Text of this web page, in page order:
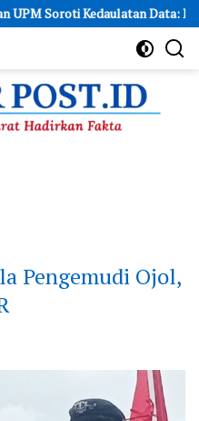
Data: Bukan Hanya
Pengemudi Ojol,